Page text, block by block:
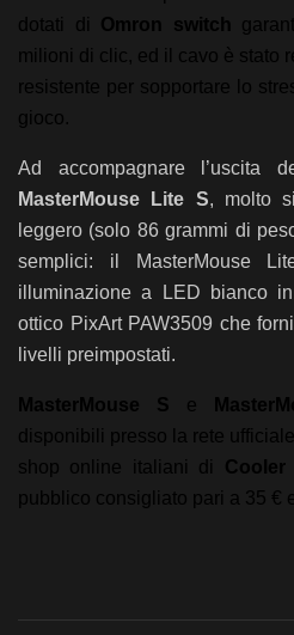
dotati di Omron switch
milioni di clic, ed il cavo è stato
resistente per sopportare lo
gioco.
Ad accompagnare l’uscita
MasterMouse Lite S, molto
leggero (solo 86 grammi di
semplici: il MasterMouse
illuminazione a LED bianco
ottico PixArt PAW3509 che
livelli preimpostati.
MasterMouse S e
disponibili presso la rete
shop online italiani di Cooler
pubblico consigliato pari a 35 €